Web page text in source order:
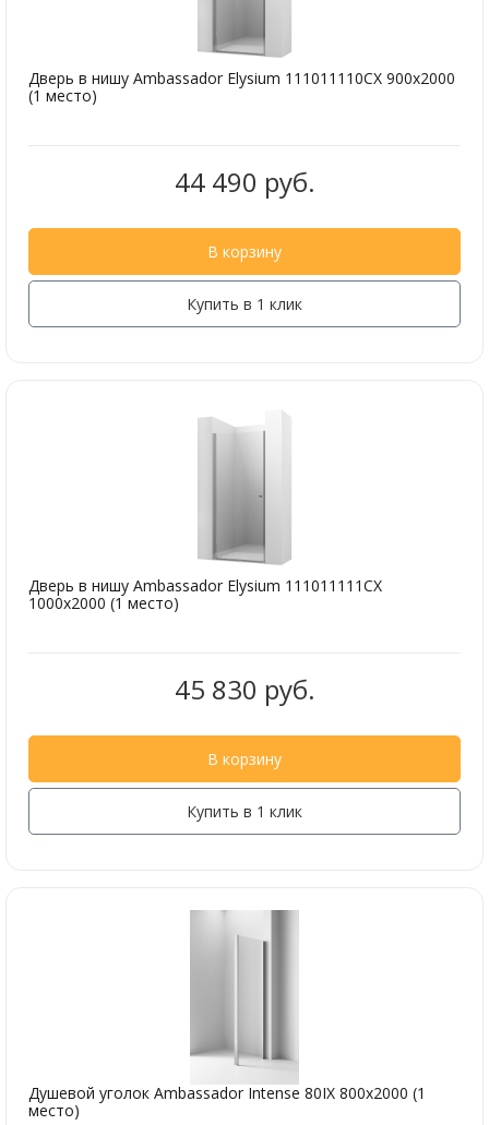
Дверь в нишу Ambassador Elysium 111011110CX 900x2000
(1 место)
44 490 руб.
В корзину
Купить в 1 клик
Дверь в нишу Ambassador Elysium 111011111CX
1000x2000 (1 место)
45 830 руб.
В корзину
Купить в 1 клик
Душевой уголок Ambassador Intense 80IX 800x2000 (1
место)